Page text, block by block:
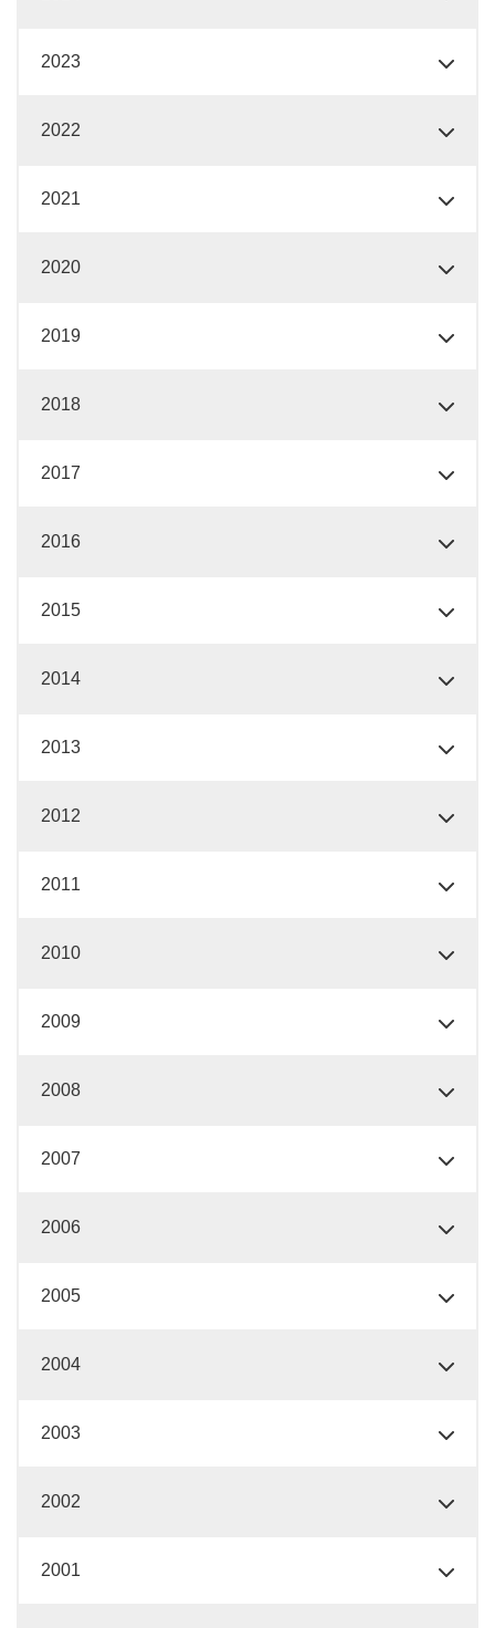
2023
2022
2021
2020
2019
2018
2017
2016
2015
2014
2013
2012
2011
2010
2009
2008
2007
2006
2005
2004
2003
2002
2001